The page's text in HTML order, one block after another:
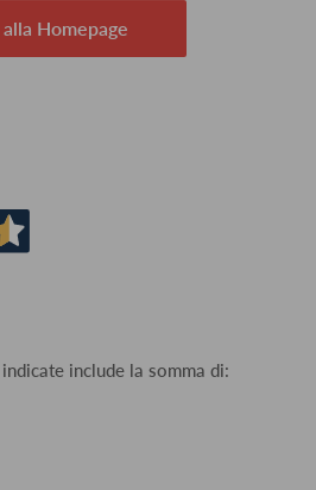
alla Homepage
include la somma di: